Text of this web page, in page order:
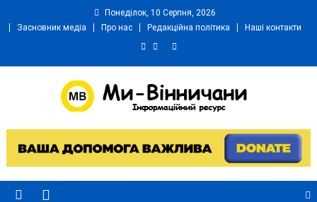
Понеділок, 10 Серпня, 2026
Засновник медіа
Про нас Редакційна політика Наші контакти
Ми Вінничани